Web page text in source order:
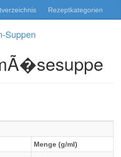
Rezeptkategorien
Suppen
Menge (g/ml)